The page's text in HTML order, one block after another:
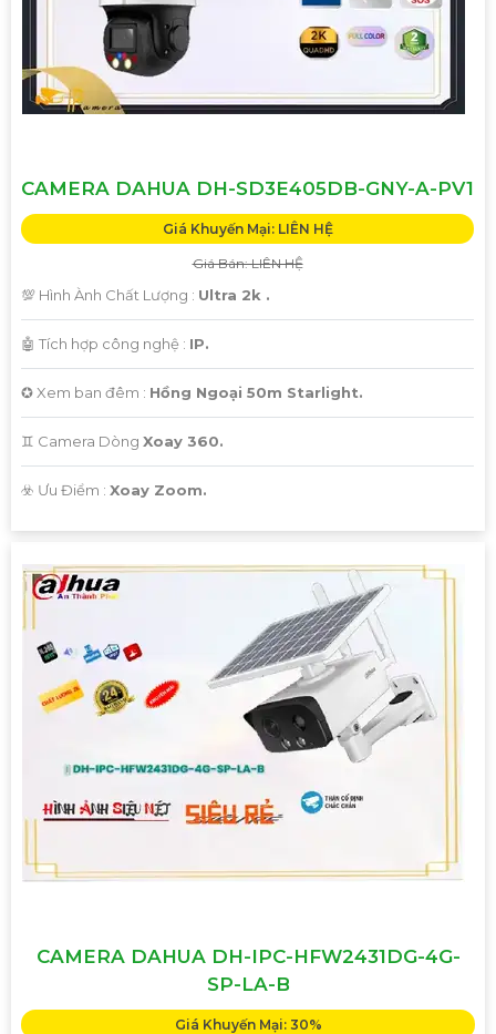
CAMERA DAHUA DH-SD3E405DB-GNY-A-PV1
Giá Khuyến Mại: LIÊN HỆ
Giá Bán: LIÊN HỆ
💯 Hình Ành Chất Lượng : Ultra 2k .
🤖️ Tích hợp công nghệ : IP.
✪ Xem ban đêm : Hồng Ngoại 50m Starlight.
♊ Camera Dòng Xoay 360.
️☣️ Ưu Điểm : Xoay Zoom.
CAMERA DAHUA DH-IPC-HFW2431DG-4G-
SP-LA-B
Giá Khuyến Mại: 30%